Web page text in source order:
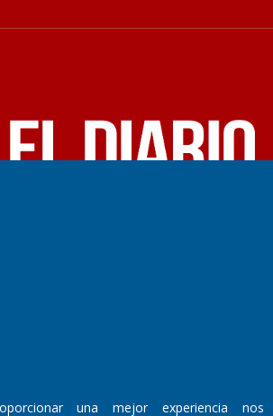
855,una mejor experiencia nos